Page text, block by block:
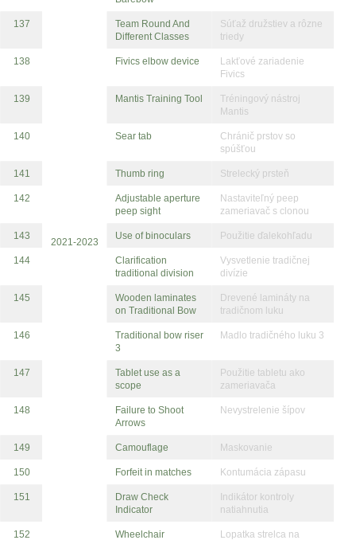
137
Team Round And
Different Classes
Súťaž družstiev a rôzne
triedy
138
2021-2023
Fivics elbow device
Lakťové zariadenie
Fivics
139 Mantis Training Tool
Tréningový nástroj
Mantis
140 Sear tab
Chránič prstov so
spúšťou
141 Thumb ring Strelecký prsteň
142
Adjustable aperture
peep sight
Nastaviteľný peep
zameriavač s clonou
143 Use of binoculars Použitie ďalekohľadu
144
Clarification
traditional division
Vysvetlenie tradičnej
divízie
145
Wooden laminates
on Traditional Bow
Drevené lamináty na
tradičnom luku
146
Traditional bow riser
3
Madlo tradičného luku 3
147
Tablet use as a
scope
Použitie tabletu ako
zameriavača
148
Failure to Shoot
Arrows
Nevystrelenie šípov
149 Camouflage Maskovanie
150 Forfeit in matches Kontumácia zápasu
151
Draw Check
Indicator
Indikátor kontroly
natiahnutia
152
Wheelchair
Lopatka strelca na